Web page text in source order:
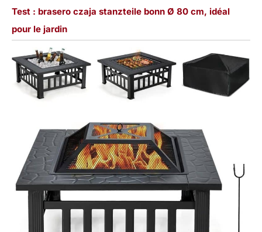
Test : brasero czaja stanzteile bonn Ø 80 cm, idéal
pour le jardin